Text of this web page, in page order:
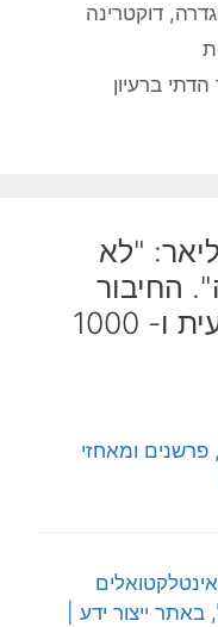
דוקטרינה
ברעיון
"לא
החיבור
המביך של בורות מקצועית ו- 1000
ומאחזי
ייצור ידע |